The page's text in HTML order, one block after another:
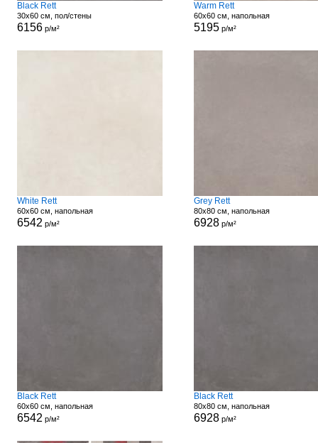
Black Rett
30x60 см, пол/стены
6156р/м²
Warm Rett
60x60 см, напольная
5195р/м²
White Rett
60x60 см, напольная
6542 р/м²
Grey Rett
80x80 см, напольная
6928р/м²
Black Rett
60x60 см, напольная
6542 р/м²
Black Rett
80x80 см, напольная
6928р/м²